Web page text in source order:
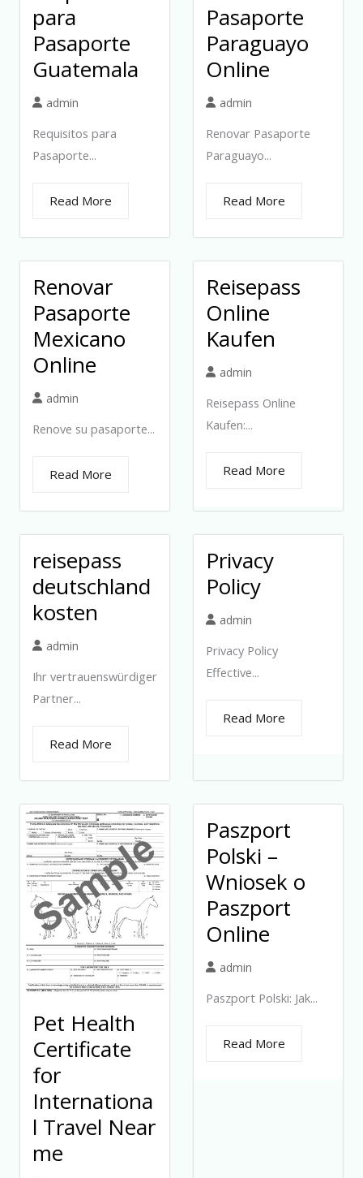
para
Pasaporte
Guatemala
admin
Requisitos para
Pasaporte...
Read More
Pasaporte
Paraguayo
Online
admin
Renovar Pasaporte
Paraguayo...
Read More
Renovar
Pasaporte
Mexicano
Online
admin
Renove su pasaporte...
Read More
Reisepass
Online
Kaufen
admin
Reisepass Online
Kaufen:...
Read More
reisepass
deutschland
kosten
admin
Ihr vertrauenswürdiger
Partner...
Read More
Privacy
Policy
admin
Privacy Policy
Effective...
Read More
Pet Health
Certificate
for
Internationa
l Travel Near
me
Paszport
Polski –
Wniosek o
Paszport
Online
admin
Paszport Polski: Jak...
Read More